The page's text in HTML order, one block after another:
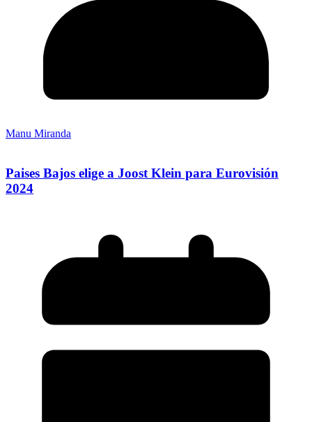
Manu Miranda
Paises Bajos elige a Joost Klein para Eurovisión
2024